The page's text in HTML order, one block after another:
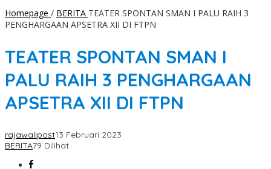
Homepage / BERITA TEATER SPONTAN SMAN I PALU RAIH 3
PENGHARGAAN APSETRA XII DI FTPN
TEATER SPONTAN SMAN I
PALU RAIH 3 PENGHARGAAN
APSETRA XII DI FTPN
rajawalipost13 Februari 2023
BERITA79 Dilihat